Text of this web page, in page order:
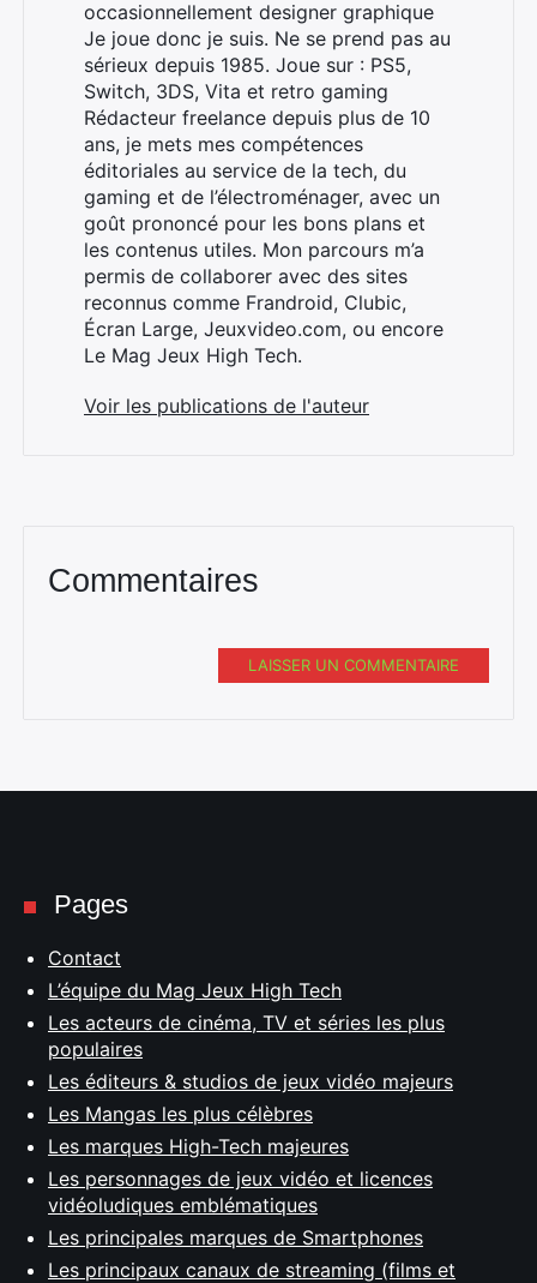
occasionnellement designer graphique
Je joue donc je suis. Ne se prend pas au
sérieux depuis 1985. Joue sur : PS5,
Switch, 3DS, Vita et retro gaming
Rédacteur freelance depuis plus de 10
ans, je mets mes compétences
éditoriales au service de la tech, du
gaming et de l’électroménager, avec un
goût prononcé pour les bons plans et
les contenus utiles. Mon parcours m’a
permis de collaborer avec des sites
reconnus comme Frandroid, Clubic,
Écran Large, Jeuxvideo.com, ou encore
Le Mag Jeux High Tech.
Voir les publications de l'auteur
Commentaires
LAISSER UN COMMENTAIRE
Pages
Contact
L’équipe du Mag Jeux High Tech
Les acteurs de cinéma, TV et séries les plus
populaires
Les éditeurs & studios de jeux vidéo majeurs
Les Mangas les plus célèbres
Les marques High-Tech majeures
Les personnages de jeux vidéo et licences
vidéoludiques emblématiques
Les principales marques de Smartphones
Les principaux canaux de streaming (films et